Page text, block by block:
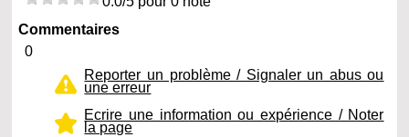
Commentaires
0
Reporter un problème / Signaler un abus ou
une erreur
Ecrire une information ou expérience / Noter
la page